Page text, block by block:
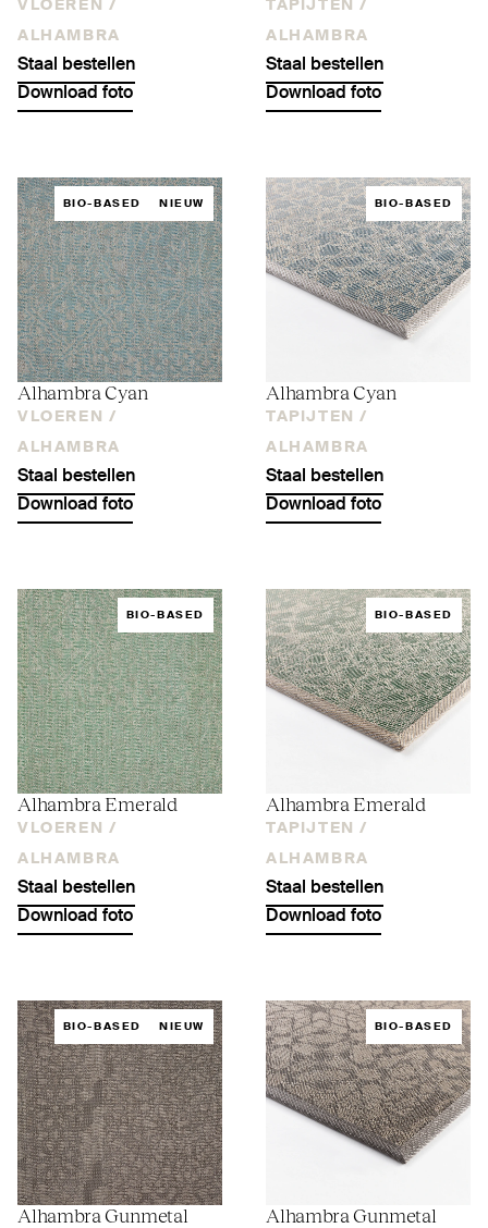
VLOEREN /
ALHAMBRA
Staal bestellen
Download foto
TAPIJTEN /
ALHAMBRA
Staal bestellen
Download foto
BIO-BASED NIEUW
Alhambra Cyan
VLOEREN /
ALHAMBRA
Staal bestellen
Download foto
BIO-BASED
Alhambra Cyan
TAPIJTEN /
ALHAMBRA
Staal bestellen
Download foto
BIO-BASED
Alhambra Emerald
VLOEREN /
ALHAMBRA
Staal bestellen
Download foto
BIO-BASED
Alhambra Emerald
TAPIJTEN /
ALHAMBRA
Staal bestellen
Download foto
BIO-BASED NIEUW
Alhambra Gunmetal
BIO-BASED
Alhambra Gunmetal